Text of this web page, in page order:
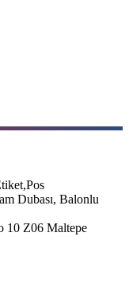
Dubası, Balonlu
10 Z06 Maltepe